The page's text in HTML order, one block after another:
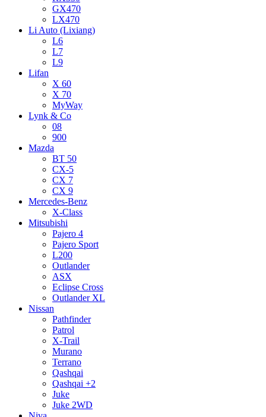
GX470
LX470
Li Auto (Lixiang)
L6
L7
L9
Lifan
X 60
X 70
MyWay
Lynk & Co
08
900
Mazda
BT 50
CX-5
CX 7
CX 9
Mercedes-Benz
X-Class
Mitsubishi
Pajero 4
Pajero Sport
L200
Outlander
ASX
Eclipse Cross
Outlander XL
Nissan
Pathfinder
Patrol
X-Trail
Murano
Terrano
Qashqai
Qashqai +2
Juke
Juke 2WD